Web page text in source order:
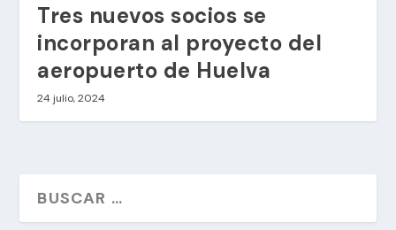
Tres nuevos socios se
incorporan al proyecto del
aeropuerto de Huelva
24 julio, 2024